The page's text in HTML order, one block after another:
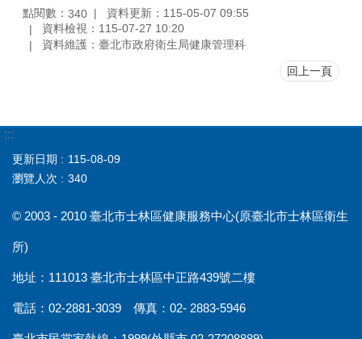
點閱數： 340
資料更新：115-05-07 09:55
資料檢視：115-07-27 10:20
資料維護：臺北市政府衛生局健康管理科
回上一頁
:::
更新日期
115-08-09
瀏覽人次
340
© 2003 - 2010 臺北市士林區健康服務中心(原臺北市士林區衛生
所)
地址：111013 臺北市士林區中正路439號二樓
電話：02-2881-3039 傳真：02- 2883-5946